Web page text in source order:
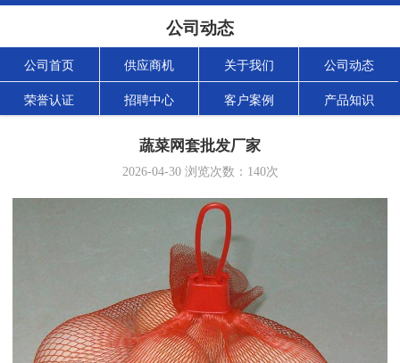
公司动态
公司首页 供应商机 关于我们 公司动态
荣誉认证 招聘中心 客户案例 产品知识
蔬菜网套批发厂家
2026-04-30浏览次数： 140次